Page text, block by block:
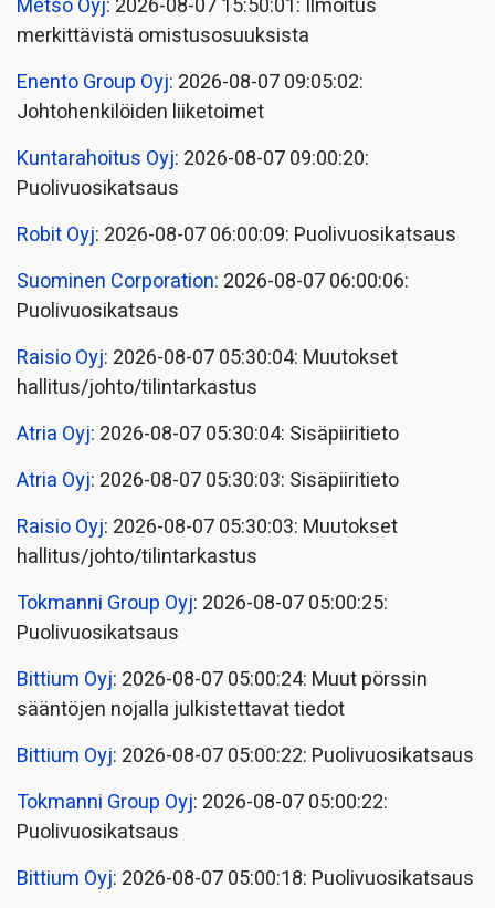
Metso Oyj: 2026-08-07 15:50:01: Ilmoitus
merkittävistä omistusosuuksista
Enento Group Oyj: 2026-08-07 09:05:02:
Johtohenkilöiden liiketoimet
Kuntarahoitus Oyj: 2026-08-07 09:00:20:
Puolivuosikatsaus
Robit Oyj: 2026-08-07 06:00:09: Puolivuosikatsaus
Suominen Corporation: 2026-08-07 06:00:06:
Puolivuosikatsaus
Raisio Oyj: 2026-08-07 05:30:04: Muutokset
hallitus/johto/tilintarkastus
Atria Oyj: 2026-08-07 05:30:04: Sisäpiiritieto
Atria Oyj: 2026-08-07 05:30:03: Sisäpiiritieto
Raisio Oyj: 2026-08-07 05:30:03: Muutokset
hallitus/johto/tilintarkastus
Tokmanni Group Oyj: 2026-08-07 05:00:25:
Puolivuosikatsaus
Bittium Oyj: 2026-08-07 05:00:24: Muut pörssin
sääntöjen nojalla julkistettavat tiedot
Bittium Oyj: 2026-08-07 05:00:22: Puolivuosikatsaus
Tokmanni Group Oyj: 2026-08-07 05:00:22:
Puolivuosikatsaus
Bittium Oyj: 2026-08-07 05:00:18: Puolivuosikatsaus